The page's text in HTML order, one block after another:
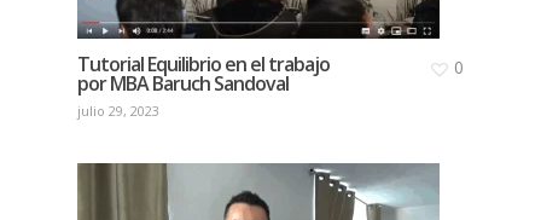
Tutorial Equilibrio en el trabajo
por MBA Baruch Sandoval
julio 29, 2023
0